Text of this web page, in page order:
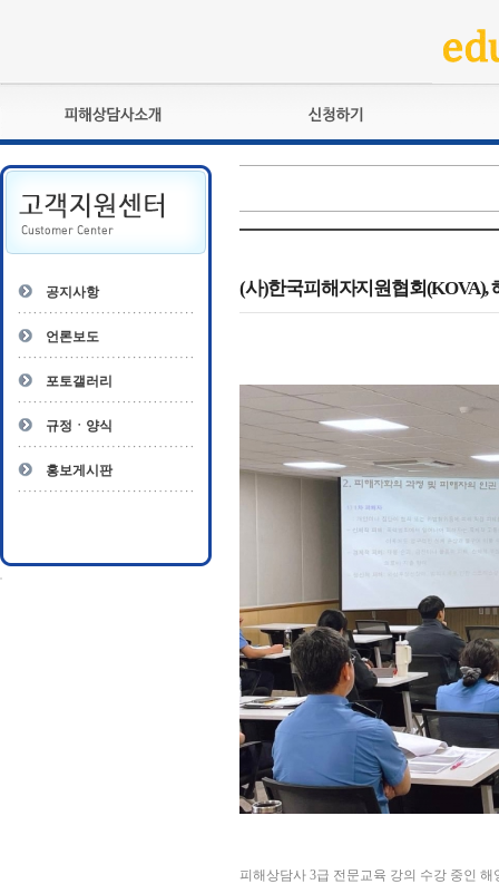
피해상담사란?
자격관리규정
상담사 자격증 확인
- 피해상담사 1급
- 전문수련감독자
- 전문수련기관
교육훈련
자격복원
공지사항
언론보도
포토갤러리
규정ㆍ양식
홍보게시판
(사)한국피해자지원협회(KOVA),
피해상담사 3급 전문교육 강의 수강 중인 해